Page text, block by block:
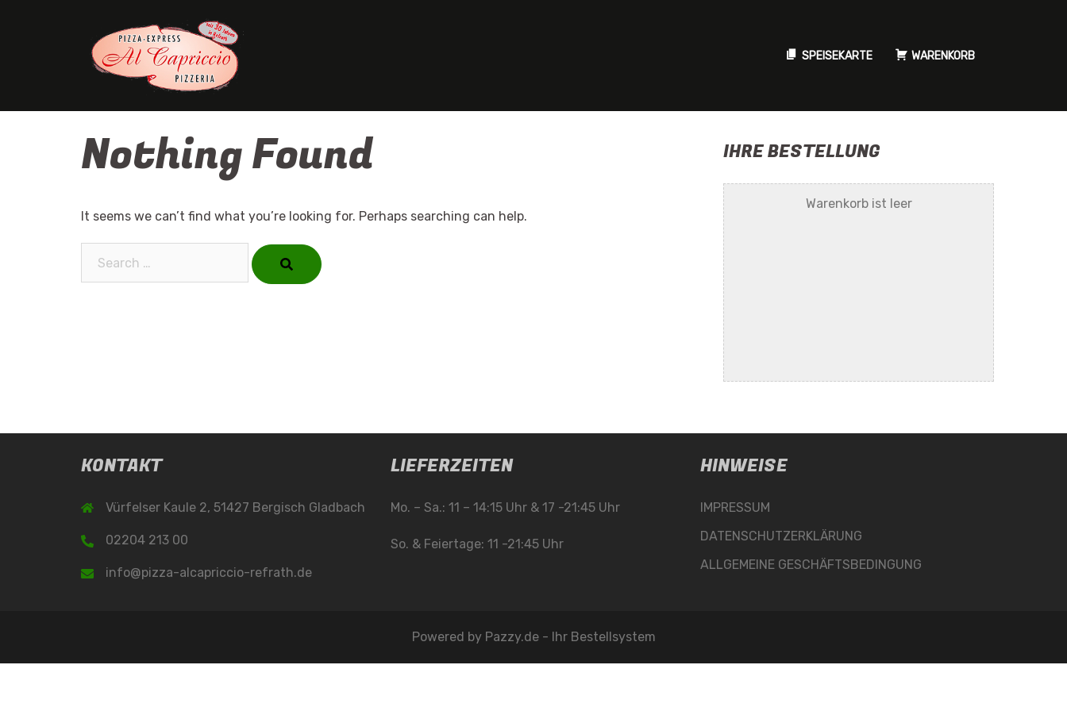
SPEISEKARTE WARENKORB
Nothing Found
It seems we can’t find what you’re looking for. Perhaps searching can help.
IHRE BESTELLUNG
Warenkorb ist leer
KONTAKT
Vürfelser Kaule 2, 51427 Bergisch Gladbach
02204 213 00
info@pizza-alcapriccio-refrath.de
LIEFERZEITEN
Mo. – Sa.: 11 – 14:15 Uhr & 17 -21:45 Uhr
So. & Feiertage: 11 -21:45 Uhr
HINWEISE
IMPRESSUM
DATENSCHUTZERKLÄRUNG
ALLGEMEINE GESCHÄFTSBEDINGUNG
Powered by Pazzy.de - Ihr Bestellsystem